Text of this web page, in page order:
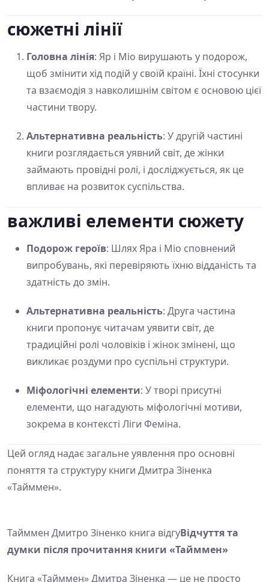
сюжетні лінії
Головна лінія: Яр і Міо вирушають у подорож,
щоб змінити хід подій у своїй країні. Їхні стосунки
та взаємодія з навколишнім світом є основою цієї
частини твору.
Альтернативна реальність: У другій частині
книги розглядається уявний світ, де жінки
займають провідні ролі, і досліджується, як це
впливає на розвиток суспільства.
важливі елементи сюжету
Подорож героїв: Шлях Яра і Міо сповнений
випробувань, які перевіряють їхню відданість та
здатність до змін.
Альтернативна реальність: Друга частина
книги пропонує читачам уявити світ, де
традиційні ролі чоловіків і жінок змінені, що
викликає роздуми про суспільні структури.
Міфологічні елементи: У творі присутні
елементи, що нагадують міфологічні мотиви,
зокрема в контексті Ліги Феміна.
Цей огляд надає загальне уявлення про основні
поняття та структуру книги Дмитра Зіненка
«Тайммен».
Тайммен Дмитро Зіненко книга відгуВідчуття та
думки після прочитання книги «Тайммен»
Книга «Тайммен» Дмитра Зіненка — це не просто